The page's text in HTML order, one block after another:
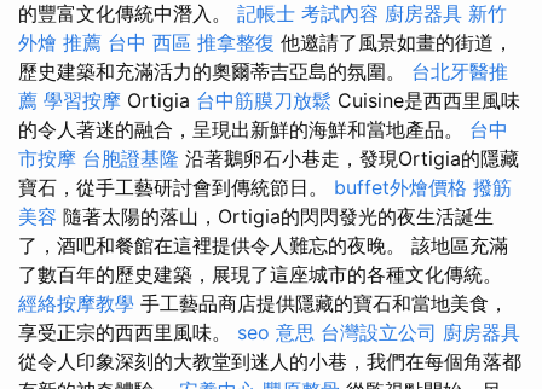
的豐富文化傳統中潛入。 記帳士 考試內容 廚房器具 新竹
外燴 推薦 台中 西區 推拿整復 他邀請了風景如畫的街道，
歷史建築和充滿活力的奧爾蒂吉亞島的氛圍。 台北牙醫推
薦 學習按摩 Ortigia 台中筋膜刀放鬆 Cuisine是西西里風味
的令人著迷的融合，呈現出新鮮的海鮮和當地產品。 台中
市按摩 台胞證基隆 沿著鵝卵石小巷走，發現Ortigia的隱藏
寶石，從手工藝研討會到傳統節日。 buffet外燴價格 撥筋
美容 隨著太陽的落山，Ortigia的閃閃發光的夜生活誕生
了，酒吧和餐館在這裡提供令人難忘的夜晚。 該地區充滿
了數百年的歷史建築，展現了這座城市的各種文化傳統。
經絡按摩教學 手工藝品商店提供隱藏的寶石和當地美食，
享受正宗的西西里風味。 seo 意思 台灣設立公司 廚房器具
從令人印象深刻的大教堂到迷人的小巷，我們在每個角落都